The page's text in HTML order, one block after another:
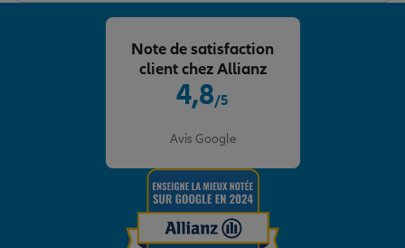
4,8/5
Avis Google
Note de satisfaction
client chez Allianz